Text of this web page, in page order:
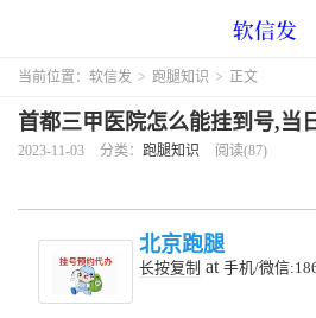
当前位置： 软信发 > 跑腿知识 > 正文
首都三甲医院怎么能挂到号,当
2023-11-03 分类： 跑腿知识 阅读(87)
北京跑腿
长按复制 at 手机/微信